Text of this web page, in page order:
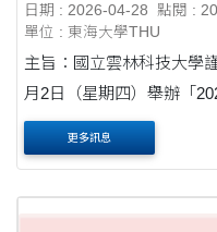
會」
日期 : 2026-04-28
點閱 :
單位 : 東海大學THU
主旨：國立雲林科技大學
月2日（星期四）舉辦「
EMI 教學實踐線上研討會
踴躍投稿發表，請查照。
更多訊息